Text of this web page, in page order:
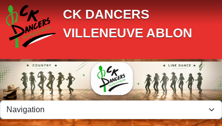
CK DANCERS
VILLENEUVE ABLON
Panneau de gestion des cookies